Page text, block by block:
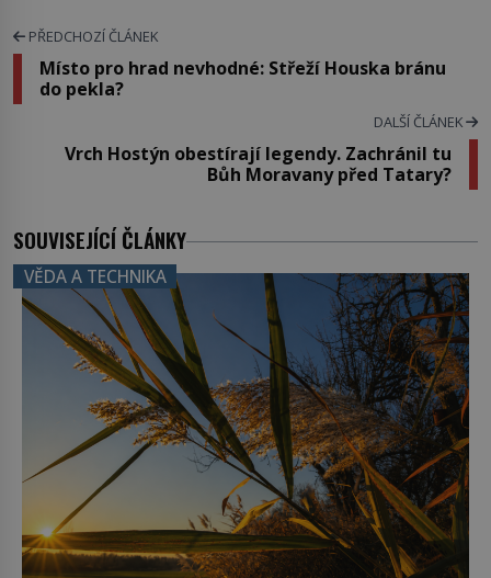
PŘEDCHOZÍ ČLÁNEK
Místo pro hrad nevhodné: Střeží Houska bránu
do pekla?
DALŠÍ ČLÁNEK
Vrch Hostýn obestírají legendy. Zachránil tu
Bůh Moravany před Tatary?
SOUVISEJÍCÍ ČLÁNKY
VĚDA A TECHNIKA